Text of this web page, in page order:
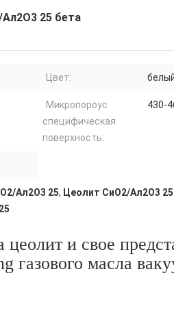
25 бета
Цвет:
Микропороус
специфическая
поверхность:
430-
Ал2О3 25, Цеолит СиО2/Ал2О3
и свое
газового масла